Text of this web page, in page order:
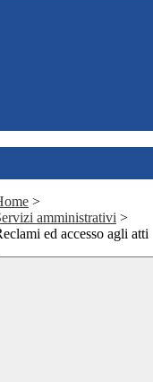
>
amministrativi >
ed accesso agli atti